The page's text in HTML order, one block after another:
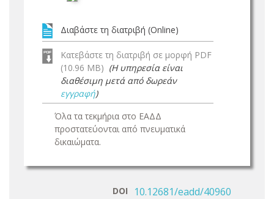
Διαβάστε τη διατριβή (Online)
Κατεβάστε τη διατριβή σε μορφή PDF
(10.96 MB) (Η υπηρεσία είναι
διαθέσιμη μετά από δωρεάν
εγγραφή)
Όλα τα τεκμήρια στο ΕΑΔΔ
προστατεύονται από πνευματικά
δικαιώματα.
DOI 10.12681/eadd/40960